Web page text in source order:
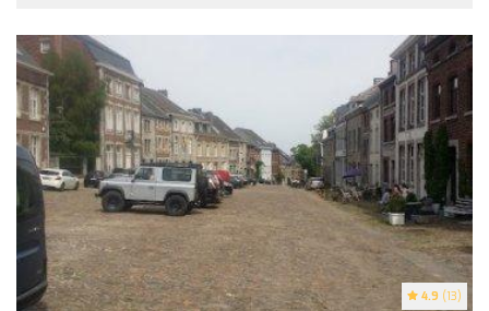
4.9 (13)